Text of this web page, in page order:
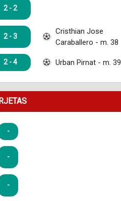
2 - 2
2 - 3
Cristhian Jose
Caraballero - m. 38
2 - 4 Urban Pirnat - m. 39
-
-
-